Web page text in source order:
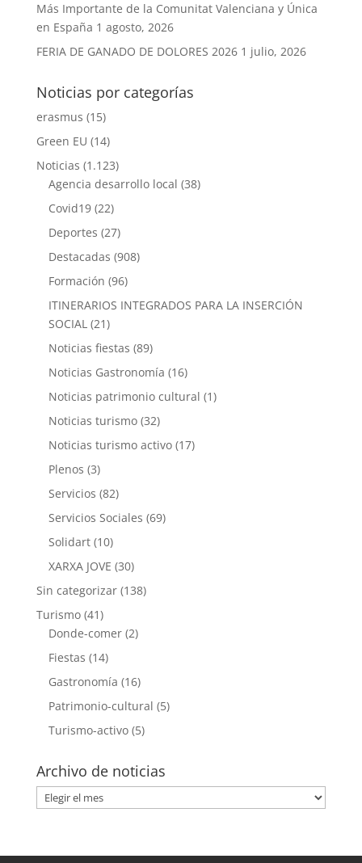
Más Importante de la Comunitat Valenciana y Única
en España 1 agosto, 2026
FERIA DE GANADO DE DOLORES 2026 1 julio, 2026
Noticias por categorías
erasmus (15)
Green EU (14)
Noticias (1.123)
Agencia desarrollo local (38)
Covid19(22)
Deportes (27)
Destacadas (908)
Formación (96)
ITINERARIOS INTEGRADOS PARA LA INSERCIÓN
SOCIAL(21)
Noticias fiestas (89)
Noticias Gastronomía (16)
Noticias patrimonio cultural (1)
Noticias turismo(32)
Noticias turismo activo(17)
Plenos (3)
Servicios (82)
Servicios Sociales (69)
Solidart(10)
XARXA JOVE (30)
Sin categorizar(138)
Turismo(41)
Donde-comer(2)
Fiestas (14)
Gastronomía (16)
Patrimonio-cultural (5)
Turismo-activo(5)
Archivo de noticias
Archivo
de